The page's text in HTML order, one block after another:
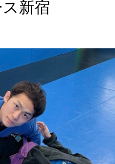
新宿